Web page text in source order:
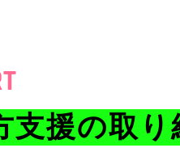
支援の取り